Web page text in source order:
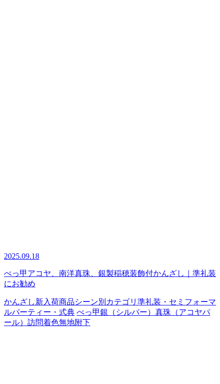
2025.09.18
べっ甲アコヤ、南洋真珠、銀製稲穂装飾付かんざし｜準礼装
にお勧め
かんざし新入荷商品シーン別カテゴリ 準礼装・セミフォーマ
ルパーティー・式典 べっ甲銀（シルバー） 真珠（アコヤパ
ール） 訪問着色無地附下